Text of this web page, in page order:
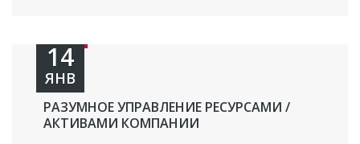
РАЗУМНОЕ УПРАВЛЕНИЕ РЕСУРСАМИ /
АКТИВАМИ КОМПАНИИ
14
ЯНВ